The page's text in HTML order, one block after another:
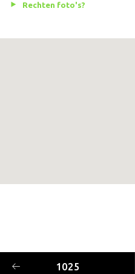
Rechten foto's?
1025